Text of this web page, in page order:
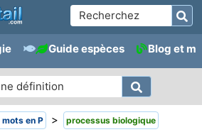
Guide espèces Blog et
en P > processus biologique